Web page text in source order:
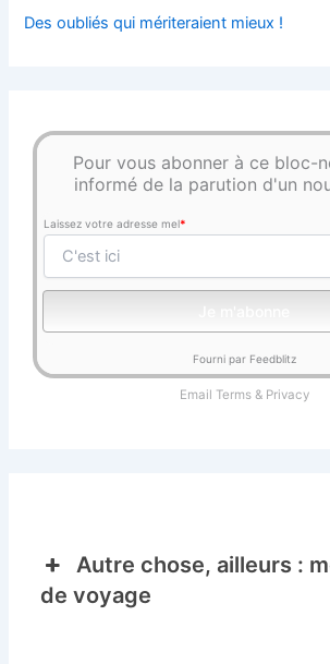
Des oubliés qui mériteraient mieux !
Pour vous abonner à ce bloc-
informé de la parution d'un
Laissez votre adresse mel*
Fourni par Feedblitz
Email Terms& Privacy
Autre chose, ailleurs :
de voyage